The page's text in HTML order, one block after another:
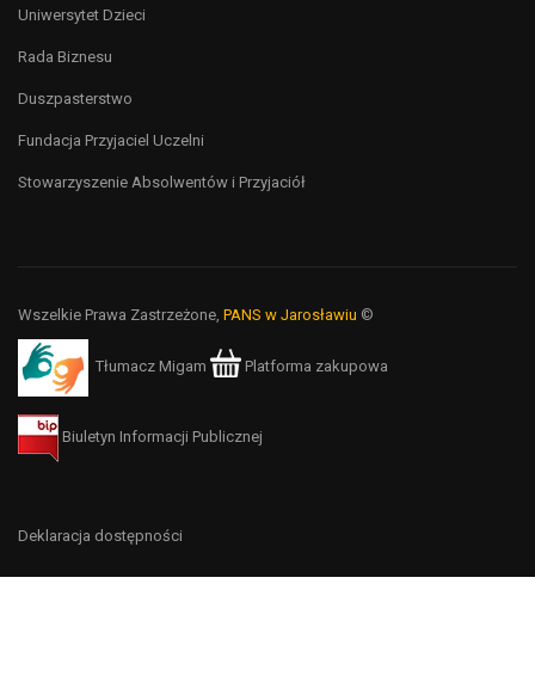
Uniwersytet Dzieci
Rada Biznesu
Duszpasterstwo
Fundacja Przyjaciel Uczelni
Stowarzyszenie Absolwentów i Przyjaciół
Wszelkie Prawa Zastrzeżone, PANS w Jarosławiu ©
Tłumacz Migam Platforma zakupowa
Biuletyn Informacji Publicznej
Deklaracja dostępności